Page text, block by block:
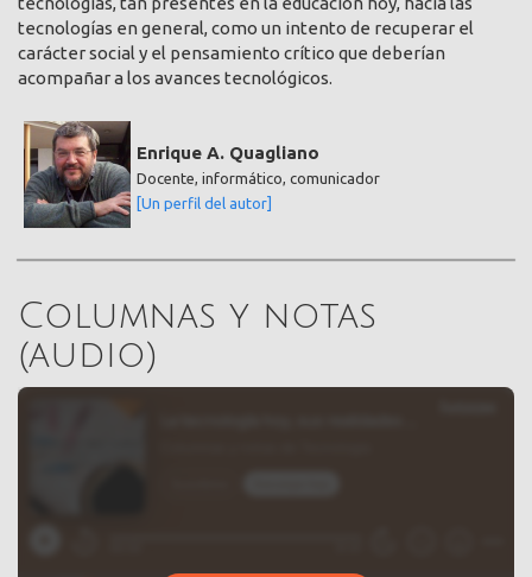
tecnologías en general, como un intento de recuperar el
carácter social y el pensamiento crítico que deberían
acompañar a los avances tecnológicos.
Enrique A. Quagliano
Docente, informático, comunicador
[Un perfil del autor]
Columnas y notas
(audio)